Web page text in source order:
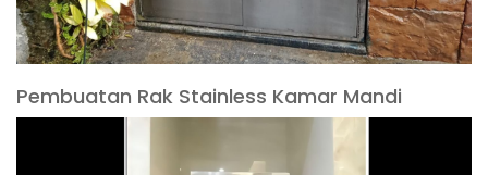
Pembuatan Rak Stainless Kamar Mandi